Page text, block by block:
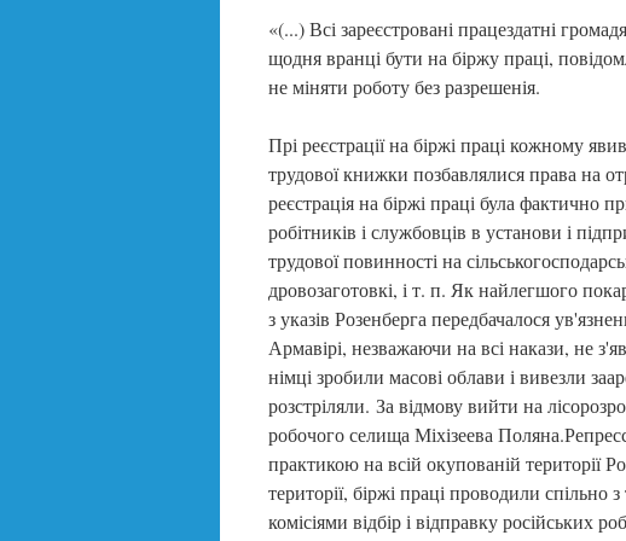
«(...) Всі зареєстровані працездатні
щодня вранці бути на біржу праці,
не міняти роботу без разрешенія.
Прі реєстрації на біржі праці кожному
трудової книжки позбавлялися права на
реєстрація на біржі праці була фактично
робітників і службовців в установи і
трудової повинності на
дровозаготовкі, і т. п. Як найлегшого
з указів Розенберга передбачалося
Армавірі, незважаючи на всі накази, не
німці зробили масові облави і вивезли
розстріляли. За відмову вийти на
робочого селища Міхізеева
практикою на всій окупованій території
території, біржі праці проводили
комісіями відбір і відправку російських